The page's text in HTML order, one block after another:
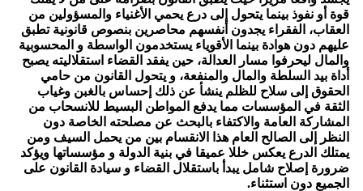
قوة أو نفوذ بينما يتحول إلى درع يحمي الأغنياء والمسؤولين من
العقاب، الفقراء يجدون أنفسهم محاصرين بنصوص قانونية تطبق
عليهم دون هوادة بينما الأقوياء يستخدمون الواسطة و المحسوبية
والمال ليحرفوا مسار العدالة، حين يفقد القضاء استقلاليته يصبح
أداة بيد السلطة والمال والمنفعة، و يتحول القانون من حامي
الحقوق إلى سلاح للظلم ينشأ عن ذلك إحساس بالغبن وغياب
الثقة في المؤسسات مما يدفع المواطن البسيط للانسحاب من
المشاركة العامة والاكتفاء بالبحث عن مصلحته الخاصة دون
النظر إلى الصالح العام هذا الانقسام بين من يحمل السيف ومن
يمتلك الدرع يعكس خللا عميقا في بنية الدولة و مؤسساتها ويؤكد
ضرورة إصلاح شامل يبدأ باستقلال القضاء و سيادة القانون على
الجميع دون استثناء.